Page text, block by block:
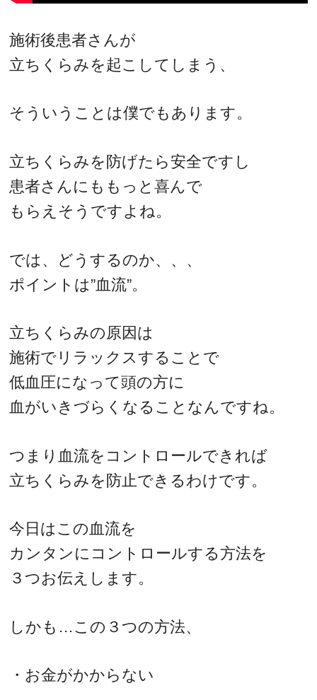
施術後患者さんが
立ちくらみを起こしてしまう、
そういうことは僕でもあります。
立ちくらみを防げたら安全ですし
患者さんにももっと喜んで
もらえそうですよね。
では、どうするのか、、、
ポイントは”血流”。
立ちくらみの原因は
施術でリラックスすることで
低血圧になって頭の方に
血がいきづらくなることなんですね。
つまり血流をコントロールできれば
立ちくらみを防止できるわけです。
今日はこの血流を
カンタンにコントロールする方法を
３つお伝えします。
しかも…この３つの方法、
・お金がかからない